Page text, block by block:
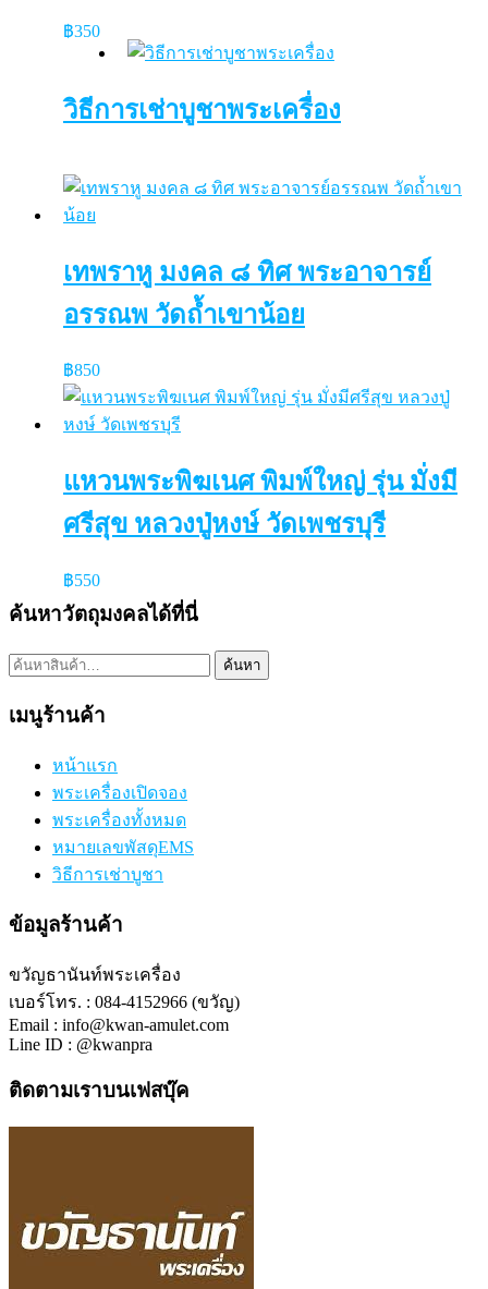
฿350
วิธีการเช่าบูชาพระเครื่อง
เทพราหู มงคล ๘ ทิศ พระอาจารย์
อรรณพ วัดถ้ำเขาน้อย
฿850
แหวนพระพิฆเนศ พิมพ์ใหญ่ รุ่น มั่งมี
ศรีสุข หลวงปู่หงษ์ วัดเพชรบุรี
฿550
ค้นหาวัตถุมงคลได้ที่นี่
ค้นหา: ค้นหา
เมนูร้านค้า
หน้าแรก
พระเครื่องเปิดจอง
พระเครื่องทั้งหมด
หมายเลขพัสดุEMS
วิธีการเช่าบูชา
ข้อมูลร้านค้า
ขวัญธานันท์พระเครื่อง
เบอร์โทร. : 084-4152966 (ขวัญ)
Email : info@kwan-amulet.com
Line ID : @kwanpra
ติดตามเราบนเฟสบุ๊ค